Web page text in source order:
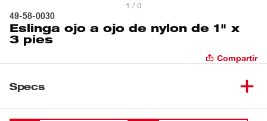
1 / 0
49-58-0030
Eslinga ojo a ojo de nylon de 1" x
3 pies
Compartir
Specs
Cargando